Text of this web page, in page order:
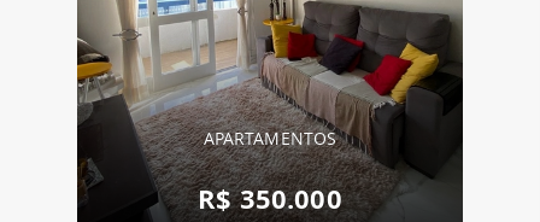
APARTAMENTOS
R$ 350.000